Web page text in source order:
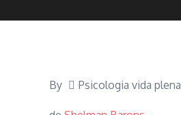
By Psicologia vida plena